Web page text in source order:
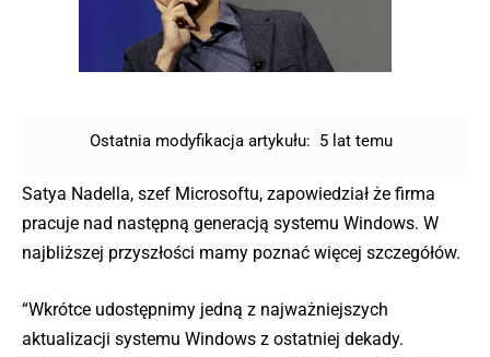
Ostatnia modyfikacja artykułu: 5 lat temu
Satya Nadella, szef Microsoftu, zapowiedział że firma
pracuje nad następną generacją systemu Windows. W
najbliższej przyszłości mamy poznać więcej szczegółów.
“Wkrótce udostępnimy jedną z najważniejszych
aktualizacji systemu Windows z ostatniej dekady.